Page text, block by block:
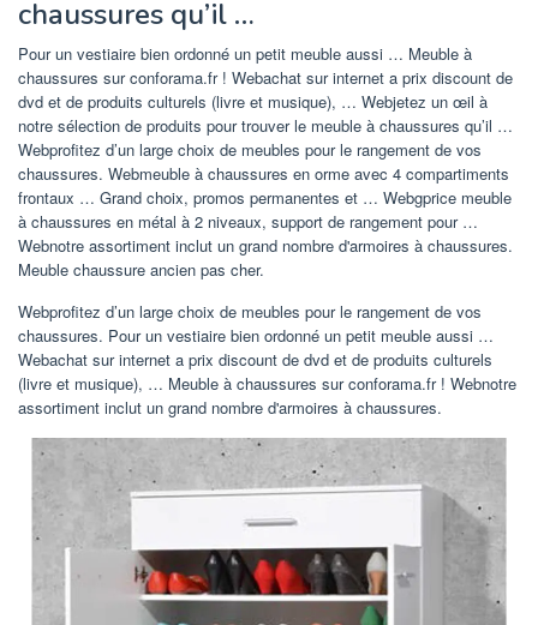
chaussures qu’il …
Pour un vestiaire bien ordonné un petit meuble aussi … Meuble à
chaussures sur conforama.fr ! Webachat sur internet a prix discount de
dvd et de produits culturels (livre et musique), … Webjetez un œil à
notre sélection de produits pour trouver le meuble à chaussures qu’il …
Webprofitez d’un large choix de meubles pour le rangement de vos
chaussures. Webmeuble à chaussures en orme avec 4 compartiments
frontaux … Grand choix, promos permanentes et … Webgprice meuble
à chaussures en métal à 2 niveaux, support de rangement pour …
Webnotre assortiment inclut un grand nombre d'armoires à chaussures.
Meuble chaussure ancien pas cher.
Webprofitez d’un large choix de meubles pour le rangement de vos
chaussures. Pour un vestiaire bien ordonné un petit meuble aussi …
Webachat sur internet a prix discount de dvd et de produits culturels
(livre et musique), … Meuble à chaussures sur conforama.fr ! Webnotre
assortiment inclut un grand nombre d'armoires à chaussures.